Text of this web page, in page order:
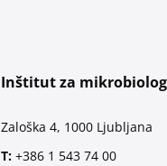
Inštitut za
Zaloška 4, 1000 Ljubljana
T: +386 1 543 74 00